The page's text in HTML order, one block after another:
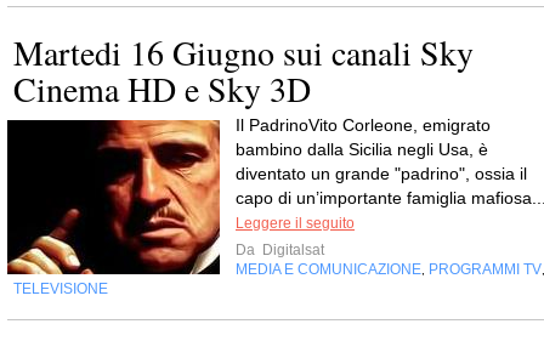
Martedi 16 Giugno sui canali Sky
Cinema HD e Sky 3D
Il PadrinoVito Corleone, emigrato
bambino dalla Sicilia negli Usa, è
diventato un grande "padrino", ossia il
capo di un’importante famiglia
Leggere il seguito
Da Digitalsat
MEDIA E COMUNICAZIONE PROGRAMMI TV
TELEVISIONE